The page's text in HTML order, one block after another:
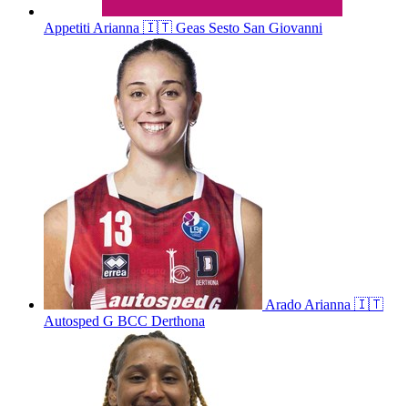
AppetitiArianna 🇮🇹 Geas Sesto San Giovanni
AradoArianna 🇮🇹
Autosped G BCC Derthona